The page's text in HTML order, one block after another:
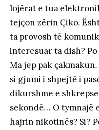
lojërat e tua
tejçon zërin Çiko.
ta provosh të
interesuar ta dish?
Ma jep pak
si gjumi i shpejtë i
dikurshme e
sekondë… O tymnajë
hajrin nikotinës? Si?